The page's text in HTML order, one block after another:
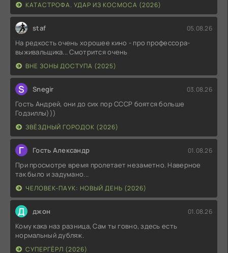
КАТАСТРОФА. УДАР ИЗ КОСМОСА (2026)
staf 05.08.26
На редкость очень хорошее кино - про профессора-
выживальщика... Смотрится очень
ВНЕ ЗОНЫ ДОСТУПА (2025)
S Snegir 03.08.26
Гость Андрей, они до сих пор СССР боятся больше
Годзиллы)))
ЗВЁЗДНЫЙ ГОРОДОК (2026)
Г Гость Александр 01.08.26
При просмотре время пролетает незаметно. Наверное
так было и задумано...
ЧЕЛОВЕК-ПАУК: НОВЫЙ ДЕНЬ (2026)
Д джон 01.08.26
Кому кака наз разница, Сам ты говно, здесь есть
нормальный дубляж.
СУПЕРГЁРЛ (2026)